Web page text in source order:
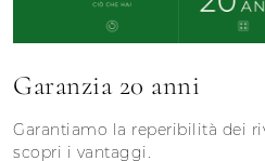
Garanzia 20 anni
Garantiamo la reperibilità dei
scopri i vantaggi.